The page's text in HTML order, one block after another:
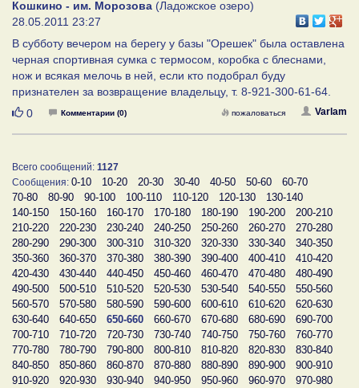
Кошкино - им. Морозова (Ладожское озеро)
28.05.2011 23:27
В субботу вечером на берегу у базы "Орешек" была оставлена
черная спортивная сумка с термосом, коробка с блеснами,
нож и всякая мелочь в ней, если кто подобрал буду
признателен за возвращение владельцу, т. 8-921-300-61-64.
Нравится
0 Комментарии (0) Varlam
пожаловаться
Всего сообщений: 1127
Сообщения: 0-10 10-20 20-30 30-40 40-50 50-60
60-70
70-80
80-90 90-100 100-110 110-120 120-130
130-140
140-150
150-160 160-170 170-180 180-190 190-200
200-210
210-220
220-230 230-240 240-250 250-260 260-270
270-280
280-290
290-300 300-310 310-320 320-330 330-340
340-350
350-360
360-370 370-380 380-390 390-400 400-410
410-420
420-430
430-440 440-450 450-460 460-470 470-480
480-490
490-500
500-510 510-520 520-530 530-540 540-550
550-560
560-570
570-580 580-590 590-600 600-610 610-620
620-630
630-640
640-650 650-660 660-670 670-680 680-690
690-700
700-710
710-720 720-730 730-740 740-750 750-760
760-770
770-780
780-790 790-800 800-810 810-820 820-830
830-840
840-850
850-860 860-870 870-880 880-890 890-900
900-910
910-920
920-930 930-940 940-950 950-960 960-970
970-980